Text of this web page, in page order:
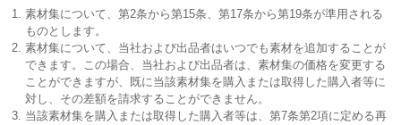
素材集について、第2条から第15条、第17条から第19条が準用される
ものとします。
素材集について、当社および出品者はいつでも素材を追加することが
できます。この場合、当社および出品者は、素材集の価格を変更する
ことができますが、既に当該素材集を購入または取得した購入者等に
対し、その差額を請求することができません。
当該素材集を購入または取得した購入者等は、第7条第2項に定める再